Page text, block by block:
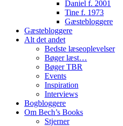
Daniel f. 2001
Tine f. 1973
Gæstebloggere
Gæstebloggere
Alt det andet
Bedste læseoplevelser
Bøger læst…
Bøger TBR
Events
Inspiration
Interviews
Bogbloggere
Om Bech’s Books
Stjerner